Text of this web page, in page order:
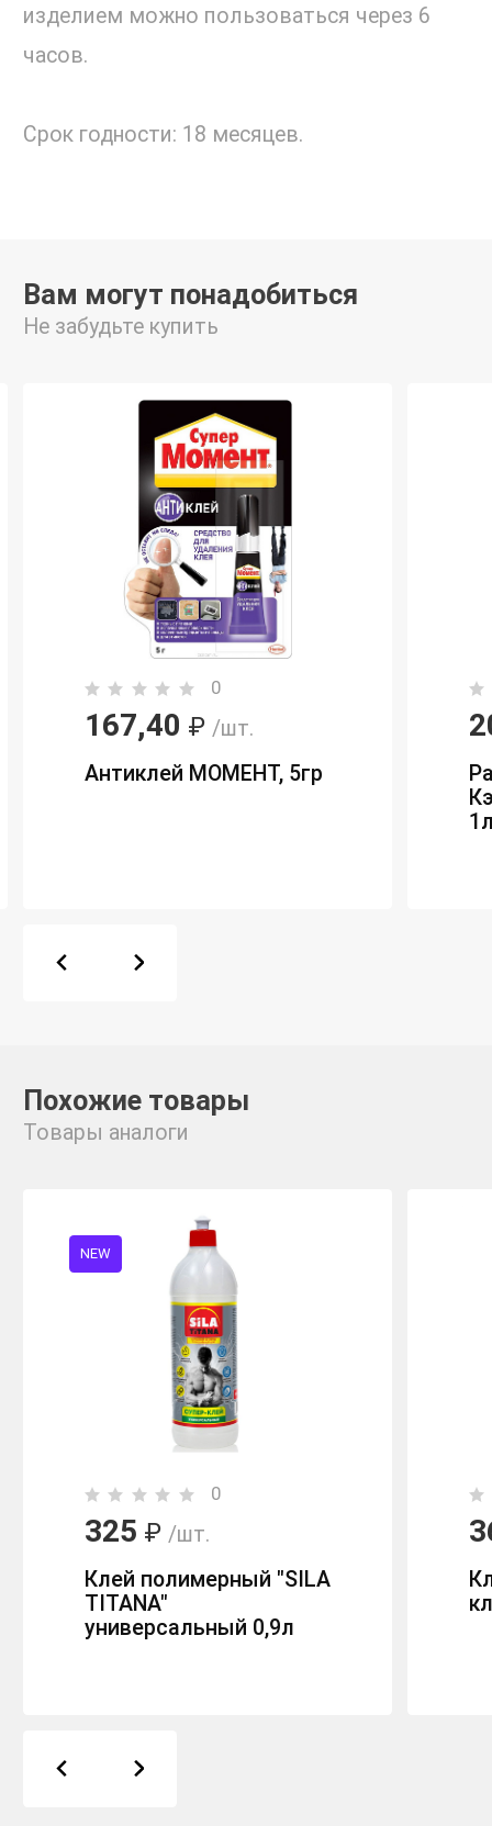
изделием можно пользоваться через 6
часов.
Срок годности: 18 месяцев.
Вам могут понадобиться
Не забудьте купить
0
167,40 ₽ /шт.
Антиклей МОМЕНТ, 5гр
Похожие товары
Товары аналоги
NEW
0
325 ₽ /шт.
Клей полимерный "SILA
TITANA"
универсальный 0,9л